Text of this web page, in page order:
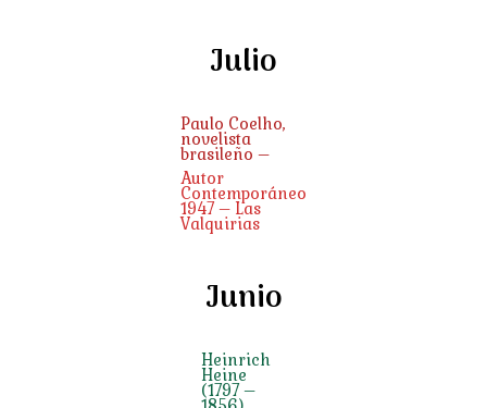
Julio
Paulo Coelho,
novelista
brasileño –
Autor
Contemporáneo
1947 – Las
Valquirias
Junio
Heinrich
Heine
(1797 –